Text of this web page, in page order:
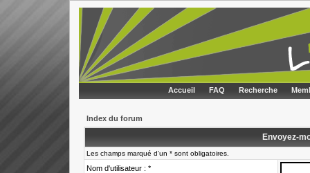
Accueil FAQ Recherche
Index du forum
Envoyez-
Les champs marqué d'un * sont obligatoires.
Nom d'utilisateur : *